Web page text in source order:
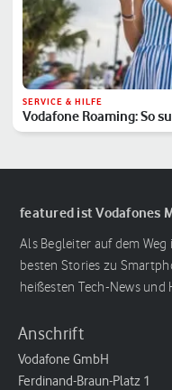
SERVICE & HILFE
Vodafone Roaming: So
featured ist Vodafones
Als Begleiter auf dem
besten Stories zu
heißesten Tech-News
Anschrift
Vodafone GmbH
Ferdinand-Braun-Platz 1